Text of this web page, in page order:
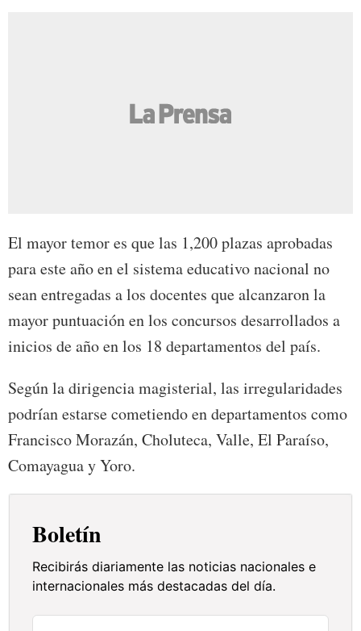
El mayor temor es que las 1,200 plazas aprobadas
para este año en el sistema educativo nacional no
sean entregadas a los docentes que alcanzaron la
mayor puntuación en los concursos desarrollados a
inicios de año en los 18 departamentos del país.
Según la dirigencia magisterial, las irregularidades
podrían estarse cometiendo en departamentos como
Francisco Morazán, Choluteca, Valle, El Paraíso,
Comayagua y Yoro.
Boletín
Recibirás diariamente las noticias nacionales e
internacionales más destacadas del día.